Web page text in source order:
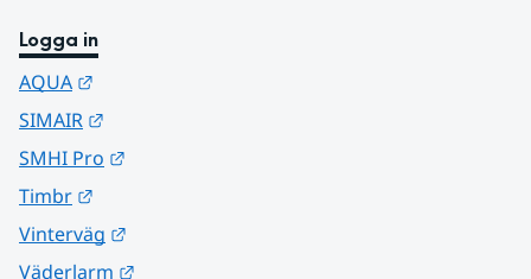
Logga in
AQUA
SIMAIR
SMHI Pro
Timbr
Vinterväg
Väderlarm